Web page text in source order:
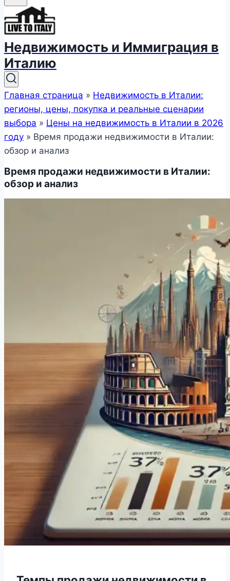
Недвижимость и Иммиграция в
Италию
Главная страница » Недвижимость в Италии:
регионы, цены, покупка и реальные сценарии
выбора » Цены на недвижимость в Италии в 2026
году » Время продажи недвижимости в Италии:
обзор и анализ
Время продажи недвижимости в Италии:
обзор и анализ